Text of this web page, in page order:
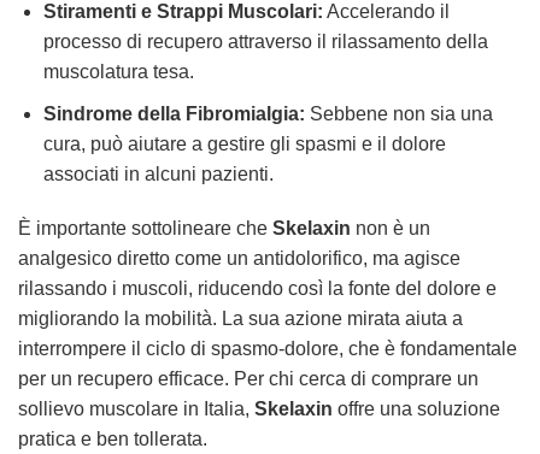
Stiramenti e Strappi Muscolari: Accelerando il
processo di recupero attraverso il rilassamento della
muscolatura tesa.
Sindrome della Fibromialgia: Sebbene non sia una
cura, può aiutare a gestire gli spasmi e il dolore
associati in alcuni pazienti.
È importante sottolineare che Skelaxin non è un
analgesico diretto come un antidolorifico, ma agisce
rilassando i muscoli, riducendo così la fonte del dolore e
migliorando la mobilità. La sua azione mirata aiuta a
interrompere il ciclo di spasmo-dolore, che è fondamentale
per un recupero efficace. Per chi cerca di comprare un
sollievo muscolare in Italia, Skelaxin offre una soluzione
pratica e ben tollerata.